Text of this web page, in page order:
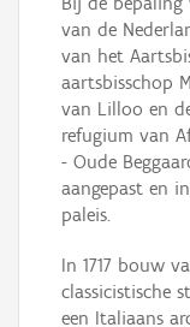
van de
van het
aartsbisschop
van Lilloo en
refugium van
- Oude
aangepast en
paleis.
In 1717 bouw
classicistische
een Italiaans